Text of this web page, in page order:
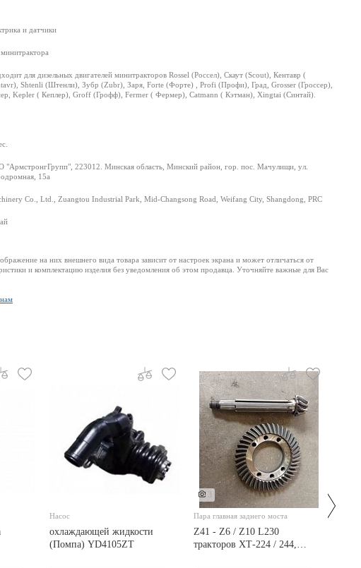
и датчики
минитрактора
для дизельных двигателей минитракторов Rossel (Россел), Скаут (Scout), Кентавр (
Shtenli (Штенли), Зубр (Zubr), Заря, Forte (Форте) , Profi (Профи), Град, Grosser (Гроссер),
Kepler ( Кеплер), Groff (Грофф), Fermer ( Фермер), Catmann ( Кэтман), Xingtai (Синтай).
"АрмстронгГрупп", 223012. Минская область, Минский район, гор. пос. Мачулищи, ул.
15а
Co., Ltd., Zuangtou Industrial Park, Mid-Changsong Road, Weifang City, Shangdong, PRC
на них внешнего вида товара зависит от настроек экрана и может отличаться от
и комплектацию изделия без уведомления об этом продавца. Уточняйте важные для Вас
Насос
охлаждающей жидкости
(Помпа) YD4105ZT
Пара главная заднего моста
Z41 - Z6 / Z10 L230
тракторов XТ-224 / 244, в